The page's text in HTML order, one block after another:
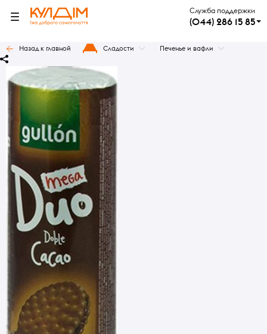
Служба поддержки
(044) 286 15 85
Назад к главной Сладости Печенье и вафли